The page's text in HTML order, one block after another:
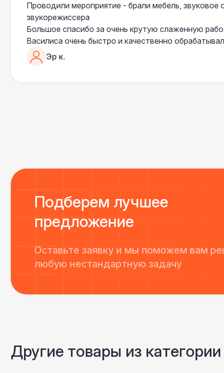
Проводили мероприятие - брали мебель, звуковое
звукорежиссера
Большое спасибо за очень крутую слаженную
Василиса очень быстро и качественно
пошла навстречу во многих моментах
Отдельное спасибо звукорежиссеру Александру,
Эр к.
Подберем лучшее
предложение
Оставьте заявку и мы поможем вам
любую нестандартную задачу
Другие товары из